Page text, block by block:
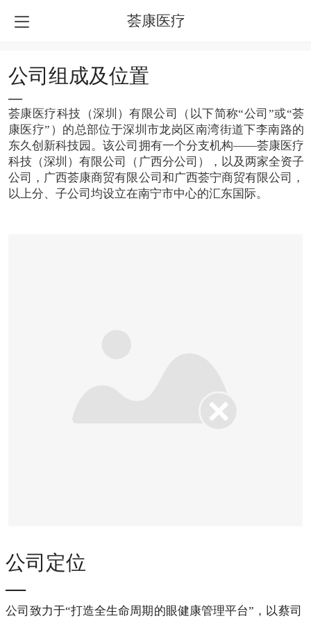
荟康医疗
公司组成及位置
—
荟康医疗科技（深圳）有限公司（以下简称“公司”或“荟
康医疗”）的总部位于深圳市龙岗区南湾街道下李南路的
东久创新科技园。该公司拥有一个分支机构——荟康医疗
科技（深圳）有限公司（广西分公司），以及两家全资子
公司，广西荟康商贸有限公司和广西荟宁商贸有限公司，
以上分、子公司均设立在南宁市中心的汇东国际。
公司定位
—
公司致力于“打造全生命周期的眼健康管理平台”，以蔡司